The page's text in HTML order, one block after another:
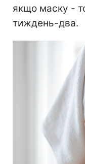
якщо маску -
тиждень-два.